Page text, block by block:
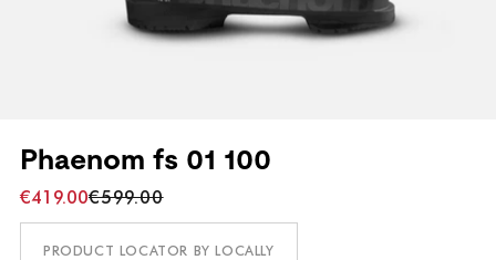
Phaenom fs 01 100
€419.00€599.00
PRODUCT LOCATOR BY LOCALLY